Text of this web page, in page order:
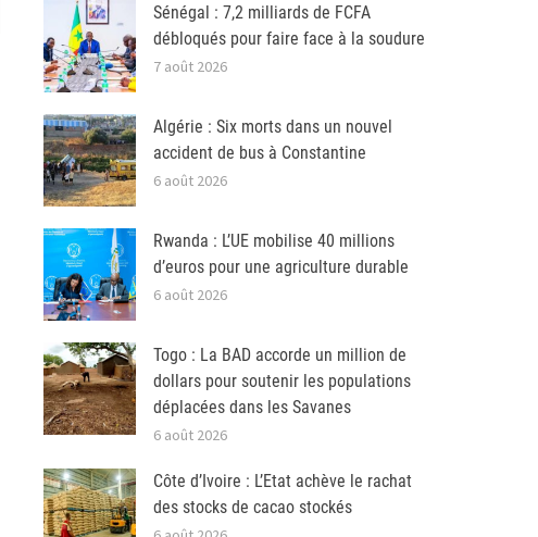
Sénégal : 7,2 milliards de FCFA
débloqués pour faire face à la soudure
7 août 2026
Algérie : Six morts dans un nouvel
accident de bus à Constantine
6 août 2026
Rwanda : L’UE mobilise 40 millions
d’euros pour une agriculture durable
6 août 2026
Togo : La BAD accorde un million de
dollars pour soutenir les populations
déplacées dans les Savanes
6 août 2026
Côte d’Ivoire : L’Etat achève le rachat
des stocks de cacao stockés